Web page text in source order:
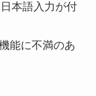
本語入力が付
能に不満のあ